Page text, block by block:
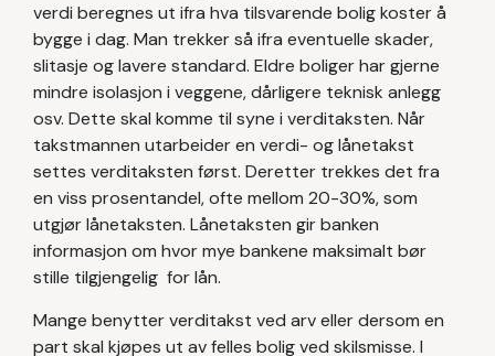
verdi beregnes ut ifra hva tilsvarende bolig koster å
bygge i dag. Man trekker så ifra eventuelle skader,
slitasje og lavere standard. Eldre boliger har gjerne
mindre isolasjon i veggene, dårligere teknisk anlegg
osv. Dette skal komme til syne i verditaksten. Når
takstmannen utarbeider en verdi- og lånetakst
settes verditaksten først. Deretter trekkes det fra
en viss prosentandel, ofte mellom 20-30%, som
utgjør lånetaksten. Lånetaksten gir banken
informasjon om hvor mye bankene maksimalt bør
stille tilgjengelig for lån.
Mange benytter verditakst ved arv eller dersom en
part skal kjøpes ut av felles bolig ved skilsmisse. I